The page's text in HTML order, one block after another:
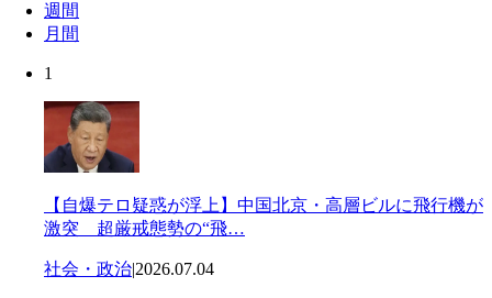
週間
月間
1
【自爆テロ疑惑が浮上】中国北京・高層ビルに飛行機が
激突 超厳戒態勢の“飛…
社会・政治|2026.07.04